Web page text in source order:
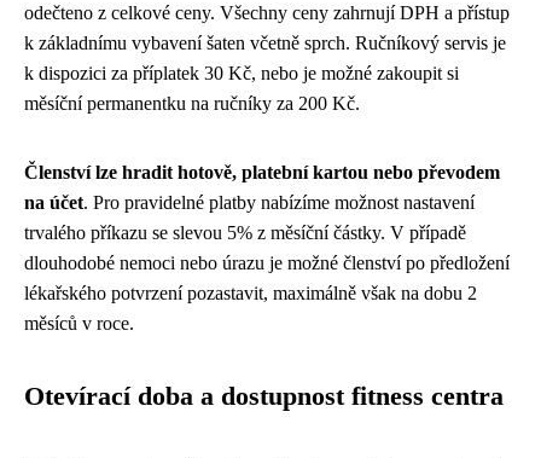
odečteno z celkové ceny. Všechny ceny zahrnují DPH a přístup
k základnímu vybavení šaten včetně sprch. Ručníkový servis je
k dispozici za příplatek 30 Kč, nebo je možné zakoupit si
měsíční permanentku na ručníky za 200 Kč.
Členství lze hradit hotově, platební kartou nebo převodem
na účet. Pro pravidelné platby nabízíme možnost nastavení
trvalého příkazu se slevou 5% z měsíční částky. V případě
dlouhodobé nemoci nebo úrazu je možné členství po předložení
lékařského potvrzení pozastavit, maximálně však na dobu 2
měsíců v roce.
Otevírací doba a dostupnost fitness centra